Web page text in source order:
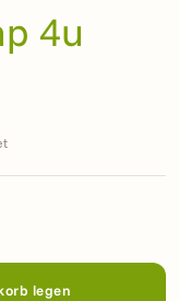
4u
legen